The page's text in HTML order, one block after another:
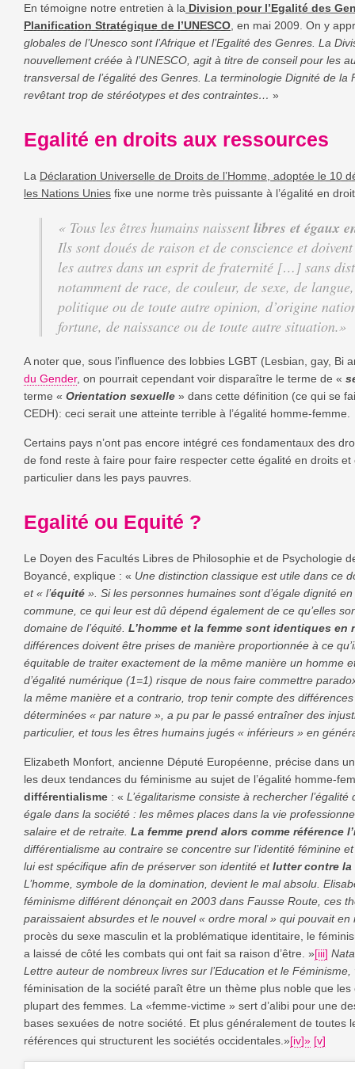
En témoigne notre entretien à la Division pour l’Egalité des
Planification Stratégique de l’UNESCO , en mai 2009. On y
globales de l’Unesco sont l’Afrique et l’Egalité des Genres. La
nouvellement créée à l’UNESCO, agit à titre de conseil pour les
transversal de l’égalité des Genres. La terminologie Dignité de la
revêtant trop de stéréotypes et des contraintes… »
Egalité en droits aux ressources
La Déclaration Universelle de Droits de l’Homme, adoptée le 10
les Nations Unies fixe une norme très puissante à l’égalité en
« Tous les êtres humains naissent libres et égaux
Ils sont doués de raison et de conscience et
les autres dans un esprit de fraternité […] sans
notamment de race, de couleur, de sexe, de
politique ou de toute autre opinion, d’origine
fortune, de naissance ou de toute autre situation.»
A noter que, sous l’influence des lobbies LGBT (Lesbian, gay, Bi
du Gender, on pourrait cependant voir disparaître le terme de «
terme « Orientation sexuelle » dans cette définition (ce qui se
CEDH): ceci serait une atteinte terrible à l’égalité homme-femme.
Certains pays n’ont pas encore intégré ces fondamentaux des
de fond reste à faire pour faire respecter cette égalité en droits
particulier dans les pays pauvres.
Egalité ou Equité ?
Le Doyen des Facultés Libres de Philosophie et de Psychologie
Boyancé, explique : « Une distinction classique est utile dans ce
et « l’équité ». Si les personnes humaines sont d’égale dignité
commune, ce qui leur estdû dépend également de ce qu’elles
domaine de l’équité. L’homme et la femme sont identiques en
différences doivent être prises de manière proportionnée à ce
équitable de traiter exactement de la même manière un homme
d’égalité numérique (1=1) risque de nous faire commettre
la même manière et a contrario, trop tenir compte des
déterminées « par nature », a pu par le passé entraîner des
particulier, et tous les êtres humains jugés « inférieurs » en
Elizabeth Monfort, ancienne Député Européenne, précise dans
les deux tendances du féminisme au sujet de l’égalité homme-
différentialisme : « L’égalitarisme consiste à rechercher l’égalité
égale dans la société : les mêmes places dans la vie
salaire et de retraite. La femme prend alors comme référence
différentialisme au contraire se concentre sur l’identité féminine
lui est spécifique afin de préserver son identité etlutter contre la
L’homme, symbole de la domination, devient le mal absolu.
féminisme différent dénonçait en 2003 dans Fausse Route, ces
paraissaient absurdes et le nouvel « ordre moral » qui pouvait en
procès du sexe masculin et la problématique identitaire, le
a laissé de côté les combats qui ont fait sa raison d’être . »[iii]
Lettre auteur de nombreux livres sur l’Education et le
féminisation de la société paraît être un thème plus noble que
plupart des femmes. La «femme-victime » sert d’alibi pour une
bases sexuées de notre société. Et plus généralement de toutes
références qui structurent les sociétés occidentales.»[iv]» [v]